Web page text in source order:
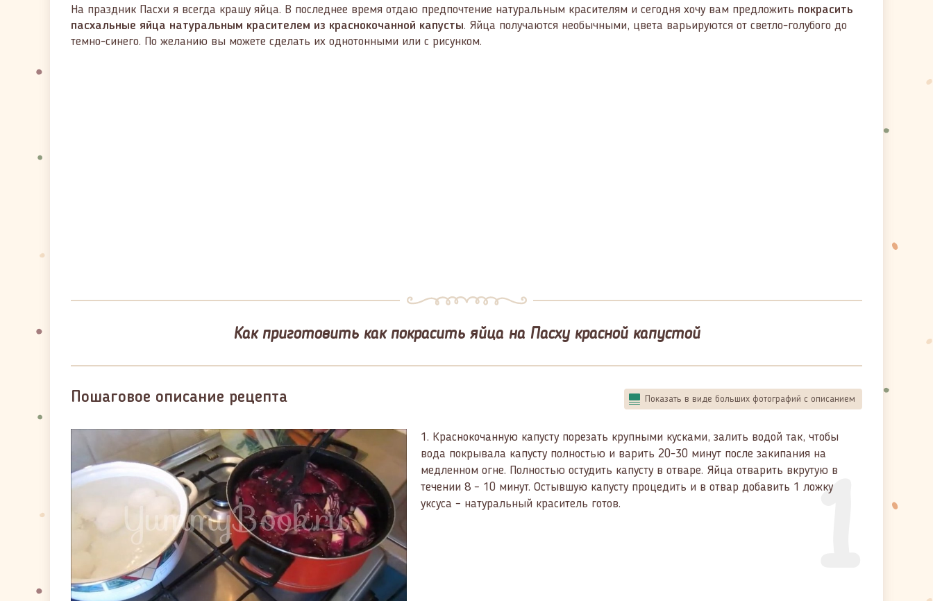
На праздник Пасхи я всегда крашу яйца. В последнее время отдаю предпочтение натуральным красителям и сегодня хочу вам предложить покрасить
пасхальные яйца натуральным красителем из краснокочанной капусты. Яйца получаются необычными, цвета варьируются от светло-голубого до
темно-синего. По желанию вы можете сделать их однотонными или с рисунком.
Как приготовить как покрасить яйца на Пасху красной капустой
Пошаговое описание рецепта Показать в виде больших фотографий с описанием
1
1. Краснокочанную капусту порезать крупными кусками, залить водой так, чтобы
вода покрывала капусту полностью и варить 20-30 минут после закипания на
медленном огне. Полностью остудить капусту в отваре. Яйца отварить вкрутую в
течении 8 – 10 минут. Остывшую капусту процедить и в отвар добавить 1 ложку
уксуса – натуральный краситель готов.